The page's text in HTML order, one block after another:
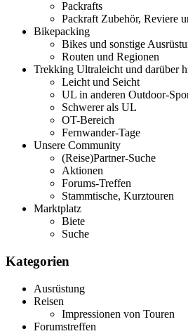
Packrafts
Packraft Zubehör, Reviere
Bikepacking
Bikes und sonstige
Routen und Regionen
Trekking Ultraleicht und darüber
Leicht und Seicht
UL in anderen Outdoor-
Schwerer als UL
OT-Bereich
Fernwander-Tage
Unsere Community
(Reise)Partner-Suche
Aktionen
Forums-Treffen
Stammtische, Kurztouren
Marktplatz
Biete
Suche
Kategorien
Ausrüstung
Reisen
Impressionen von Touren
Forumstreffen